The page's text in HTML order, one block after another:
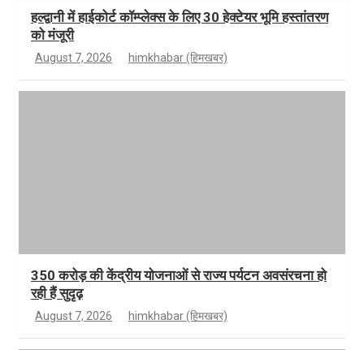
हल्द्वानी में हाईकोर्ट कॉम्प्लेक्स के लिए 30 हेक्टेयर भूमि हस्तांतरण
को मंजूरी
August 7, 2026 himkhabar (हिमखबर)
350 करोड़ की केंद्रीय योजनाओं से राज्य पर्यटन अवसंरचना हो
रही हैं सुदृढ़
August 7, 2026 himkhabar (हिमखबर)